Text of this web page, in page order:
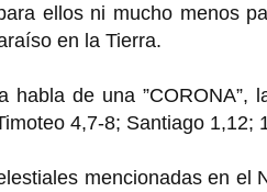
ellos ni mucho menos
en la Tierra.
habla de una
4,7-8; Santiago 1,12;
mencionadas en el